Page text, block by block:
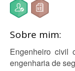
Sobre mim:
Engenheiro civil
engenharia de